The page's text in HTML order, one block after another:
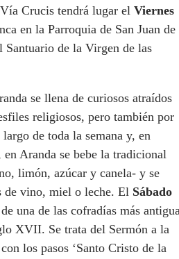
Crucis tendrá lugar el Viernes
en la Parroquia de San Juan de
de la Virgen de las
se llena de curiosos atraídos
religiosos, pero también por
de toda la semana y, en
en Aranda se bebe la tradicional
limón, azúcar y canela- y se
de vino, miel o leche. El Sábado
una de las cofradías más
XVII. Se trata del Sermón a la
los pasos ‘Santo Cristo de la